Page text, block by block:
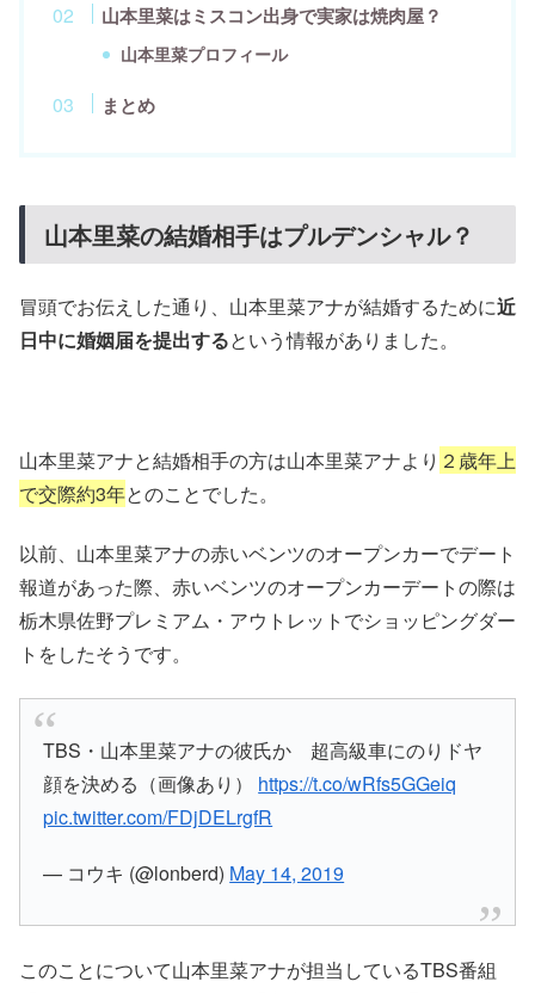
山本里菜はミスコン出身で実家は焼肉屋？
山本里菜プロフィール
まとめ
山本里菜の結婚相手はプルデンシャル？
冒頭でお伝えした通り、山本里菜アナが結婚するために近
日中に婚姻届を提出するという情報がありました。
山本里菜アナと結婚相手の方は山本里菜アナより ２歳年上
で交際約3年とのことでした。
以前、山本里菜アナの赤いベンツのオープンカーでデート
報道があった際、赤いベンツのオープンカーデートの際は
栃木県佐野プレミアム・アウトレットでショッピングダー
トをしたそうです。
TBS・山本里菜アナの彼氏か 超高級車にのりドヤ
顔を決める（画像あり） https://t.co/wRfs5GGeiq
pic.twitter.com/FDjDELrgfR
— コウキ (@lonberd) May 14, 2019
このことについて山本里菜アナが担当しているTBS番組